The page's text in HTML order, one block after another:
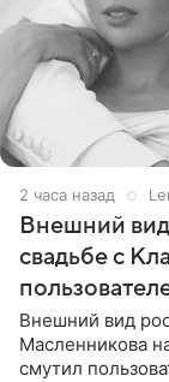
2 часа назад
Внешний
свадьбе с
Внешний вид
Масленникова
смутил